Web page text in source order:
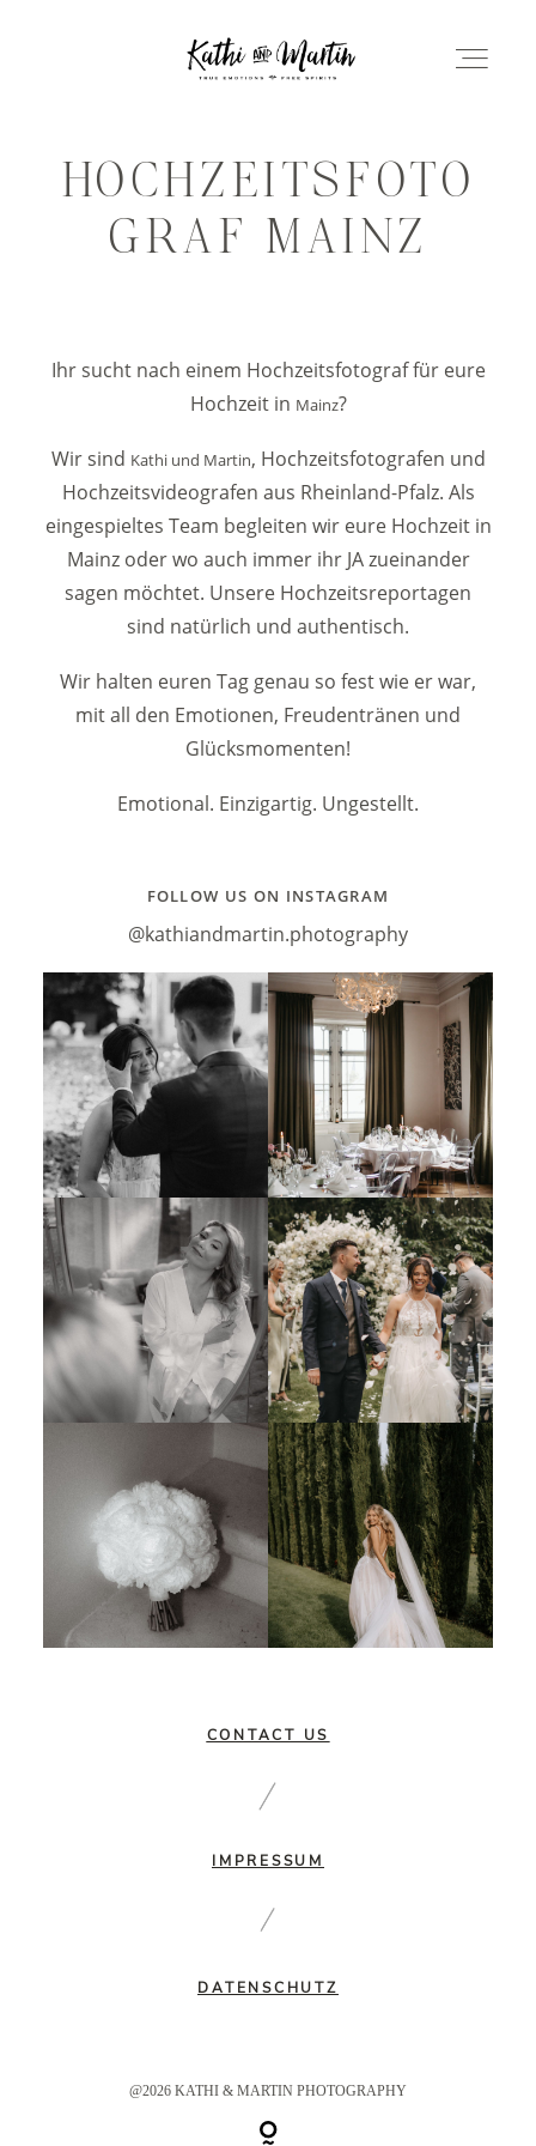
HOME
PHOTO
ABOUT
CONTACT
KATHIANDMARTIN.DE
HOME
PHOTO
FILM
ABOUT
CONTACT
HOCHZEITSFOTO
GRAF MAINZ
Ihr sucht nach einem Hochzeitsfotograf für eure
Hochzeit in Mainz?
Wir sind Kathi und Martin, Hochzeitsfotografen und
Hochzeitsvideografen aus Rheinland-Pfalz. Als
eingespieltes Team begleiten wir eure Hochzeit in
Mainz oder wo auch immer ihr JA zueinander
sagen möchtet. Unsere Hochzeitsreportagen
sind natürlich und authentisch.
Wir halten euren Tag genau so fest wie er war,
mit all den Emotionen, Freudentränen und
Glücksmomenten!
Emotional. Einzigartig. Ungestellt.
FOLLOW US ON INSTAGRAM
@kathiandmartin.photography
IMPRESSUM
DATENSCHUTZ
CONTACT US
@2026 KATHI & MARTIN PHOTOGRAPHY